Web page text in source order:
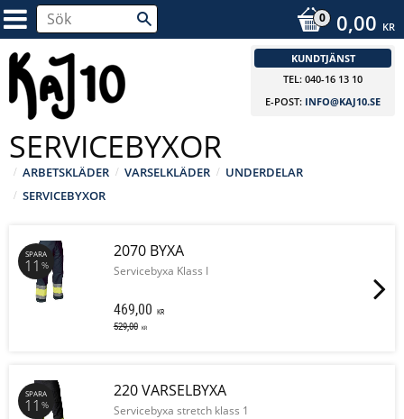
0,00 KR
KUNDTJÄNST
TEL: 040-16 13 10
E-POST: INFO@KAJ10.SE
SERVICEBYXOR
ARBETSKLÄDER VARSELKLÄDER
UNDERDELAR
SERVICEBYXOR
2070 BYXA
Servicebyxa Klass I
469,00 KR
529,00 KR
SPARA
11 %
220 VARSELBYXA
Servicebyxa stretch klass 1
SPARA
11 %